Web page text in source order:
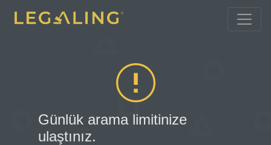
Günlük arama limitinize
ulaştınız.